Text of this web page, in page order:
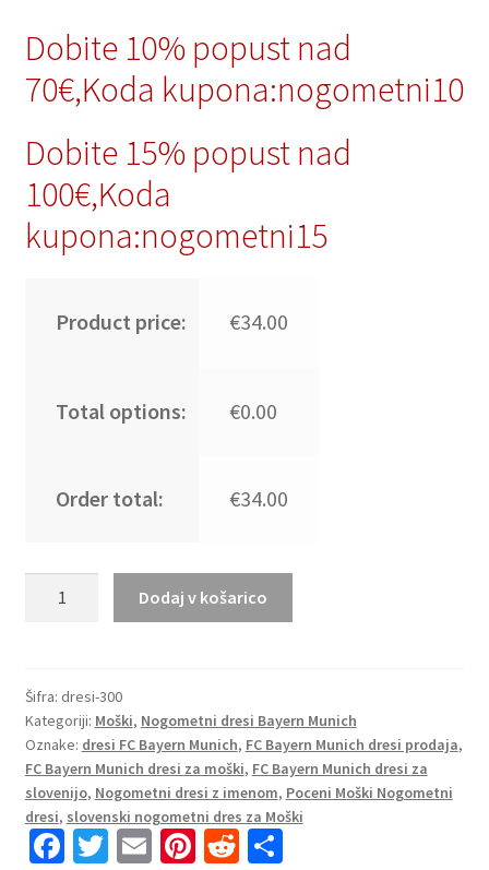
Dobite 10% popust nad
70€,Koda kupona:nogometni10
Dobite 15% popust nad
100€,Koda
kupona:nogometni15
Product price: €34.00
Total options: €0.00
Order total: €34.00
Bayern
Munich
Vratar
2025-
26
roza
z
Dodaj v košarico
Šifra: dresi-300
Kategoriji: Moški, Nogometni dresi Bayern Munich
Oznake: dresi FC Bayern Munich, FC Bayern Munich dresi prodaja,
FC Bayern Munich dresi za moški, FC Bayern Munich dresi za
slovenijo, Nogometni dresi z imenom, Poceni Moški Nogometni
dresi, slovenski nogometni dres za Moški
Fa T E Pi R S